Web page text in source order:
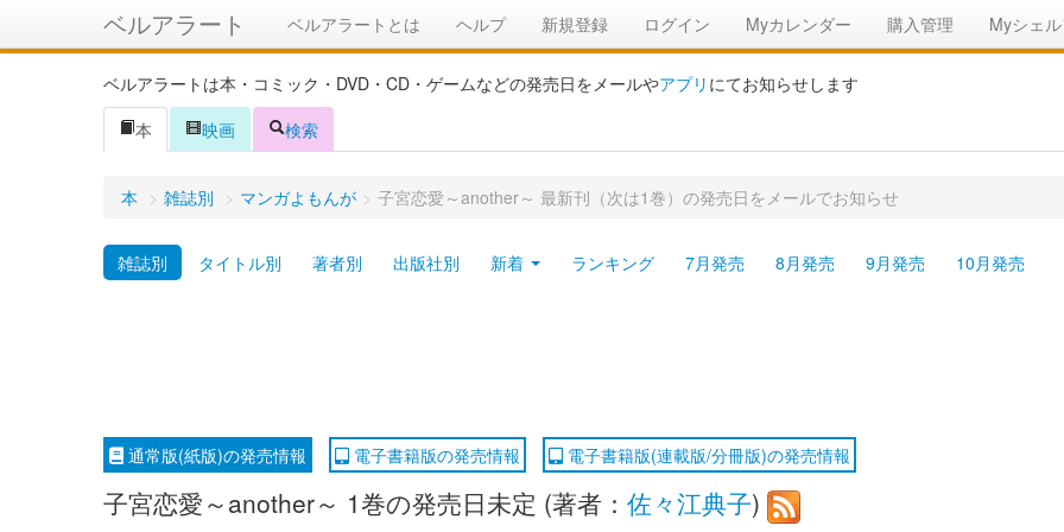
ベルアラート ベルアラートとは ヘルプ 新規登録 ログイン Myカレンダー 購入管理 Myシェル
ベルアラートは本・コミック・DVD・CD・ゲームなどの発売日をメールやアプリ にてお知らせします
本
映画 検索
本 > 雑誌別 > マンガよもんが > 子宮恋愛～another～ 最新刊（次は1巻）の発売日をメールでお知らせ
雑誌別 タイトル別 著者別 出版社別 新着 ランキング 7月発売 8月発売 9月発売 10月発売
通常版(紙版)の発売情報 電子書籍版の発売情報 電子書籍版(連載版/分冊版)の発売情報
子宮恋愛～another～ 1巻の発売日未定 (著者： 佐々江典子)